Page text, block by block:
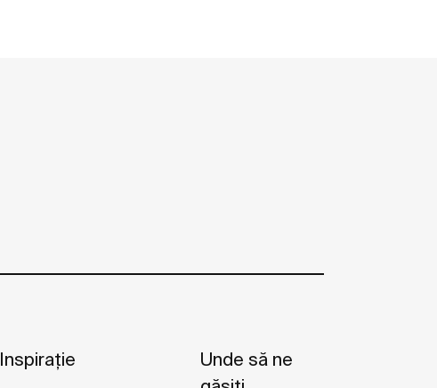
Inspirație
Unde să ne